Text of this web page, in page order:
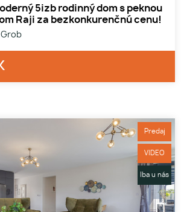
5izb rodinný dom s peknou
Raji za bezkonkurenčnú cenu!
Predaj
VIDEO
Iba u nás